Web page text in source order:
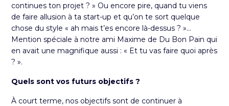
continues ton projet ? » Ou encore pire, quand tu viens
de faire allusion à ta start-up et qu’on te sort quelque
chose du style « ah mais t’es encore là-dessus ? »...
Mention spéciale à notre ami Maxime de Du Bon Pain qui
en avait une magnifique aussi : « Et tu vas faire quoi après
? ».
Quels sont vos futurs objectifs ?
À court terme, nos objectifs sont de continuer à